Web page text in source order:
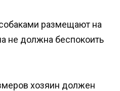
размещают на
не должна беспокоить
хозяин должен